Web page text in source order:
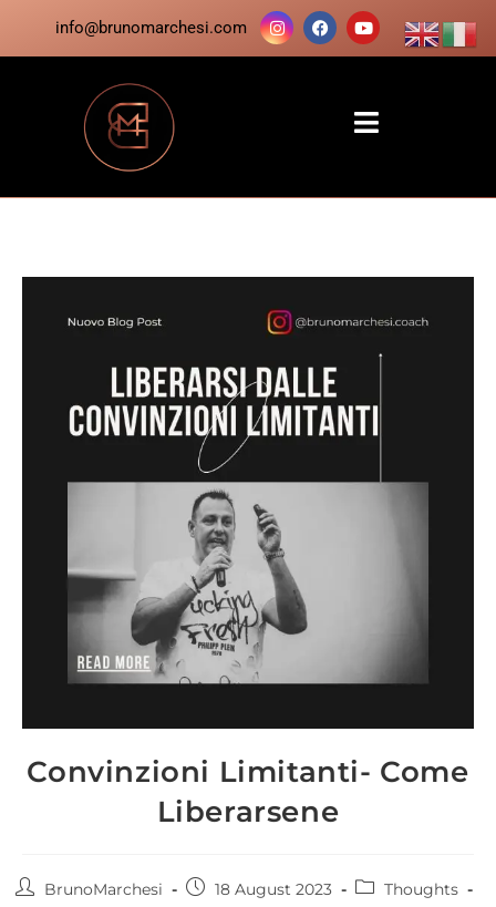
info@brunomarchesi.com
Convinzioni Limitanti- Come
Liberarsene
BrunoMarchesi 18 August 2023
Thoughts